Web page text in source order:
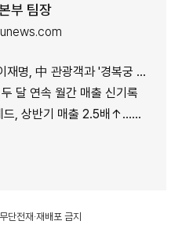
부 팀장
中 관광객과 '경복궁 셀카' 화제
달 연속 월간 매출 신기록
기 매출 2.5배↑…홍콩 상장도 추진
전재·재배포 금지